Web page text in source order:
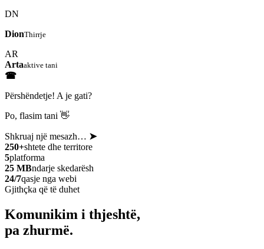
DN
DionThirrje
AR
Artaaktive tani
☎
Përshëndetje! A je gati?
Po, flasim tani 👋
Shkruaj një mesazh… ➤
250+shtete dhe territore
5platforma
25 MBndarje skedarësh
24/7qasje nga webi
Gjithçka që të duhet
Komunikim i thjeshtë,
pa zhurmë.